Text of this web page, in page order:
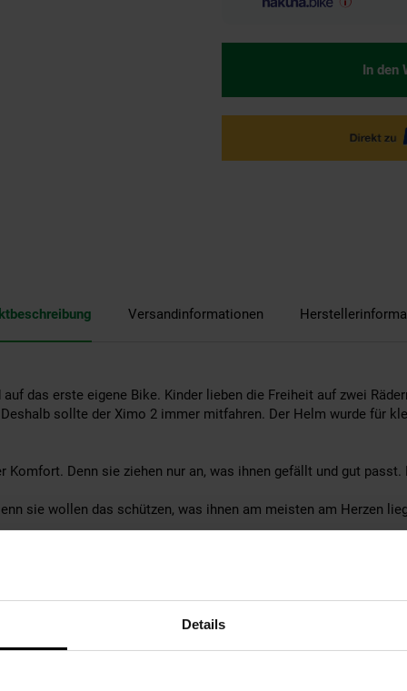
Details
In den
Versandinformationen
das erste eigene Bike. Kinder lieben die Freiheit auf zwei
sollte der Ximo 2 immer mitfahren. Der Helm wurde für
Komfort. Denn sie ziehen nur an, was ihnen gefällt und gut
sie wollen das schützen, was ihnen am meisten am Herzen
Helm sehr leicht und damit für Kinder besonders angenehm zu
für perfekten Sitz des Helmes